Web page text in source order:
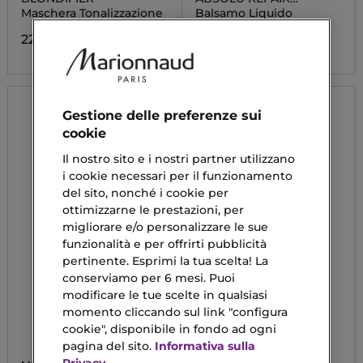
Maschera Tonalizzazione
22,19 €
MOLECOLAR
Balsamo Liquido
Gestione delle preferenze sui
cookie
Il nostro sito e i nostri partner utilizzano
i cookie necessari per il funzionamento
del sito, nonché i cookie per
ottimizzarne le prestazioni, per
migliorare e/o personalizzare le sue
funzionalità e per offrirti pubblicità
pertinente. Esprimi la tua scelta! La
conserviamo per 6 mesi. Puoi
modificare le tue scelte in qualsiasi
momento cliccando sul link "configura
cookie", disponibile in fondo ad ogni
pagina del sito. Informativa sulla